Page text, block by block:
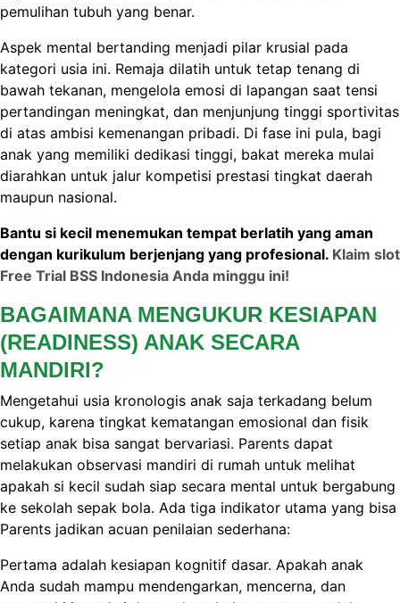
pemulihan tubuh yang benar.
Aspek mental bertanding menjadi pilar krusial pada
kategori usia ini. Remaja dilatih untuk tetap tenang di
bawah tekanan, mengelola emosi di lapangan saat tensi
pertandingan meningkat, dan menjunjung tinggi sportivitas
di atas ambisi kemenangan pribadi. Di fase ini pula, bagi
anak yang memiliki dedikasi tinggi, bakat mereka mulai
diarahkan untuk jalur kompetisi prestasi tingkat daerah
maupun nasional.
Bantu si kecil menemukan tempat berlatih yang aman
dengan kurikulum berjenjang yang profesional. Klaim slot
Free Trial BSS Indonesia Anda minggu ini!
BAGAIMANA MENGUKUR KESIAPAN
(READINESS) ANAK SECARA
MANDIRI?
Mengetahui usia kronologis anak saja terkadang belum
cukup, karena tingkat kematangan emosional dan fisik
setiap anak bisa sangat bervariasi. Parents dapat
melakukan observasi mandiri di rumah untuk melihat
apakah si kecil sudah siap secara mental untuk bergabung
ke sekolah sepak bola. Ada tiga indikator utama yang bisa
Parents jadikan acuan penilaian sederhana:
Pertama adalah kesiapan kognitif dasar. Apakah anak
Anda sudah mampu mendengarkan, mencerna, dan